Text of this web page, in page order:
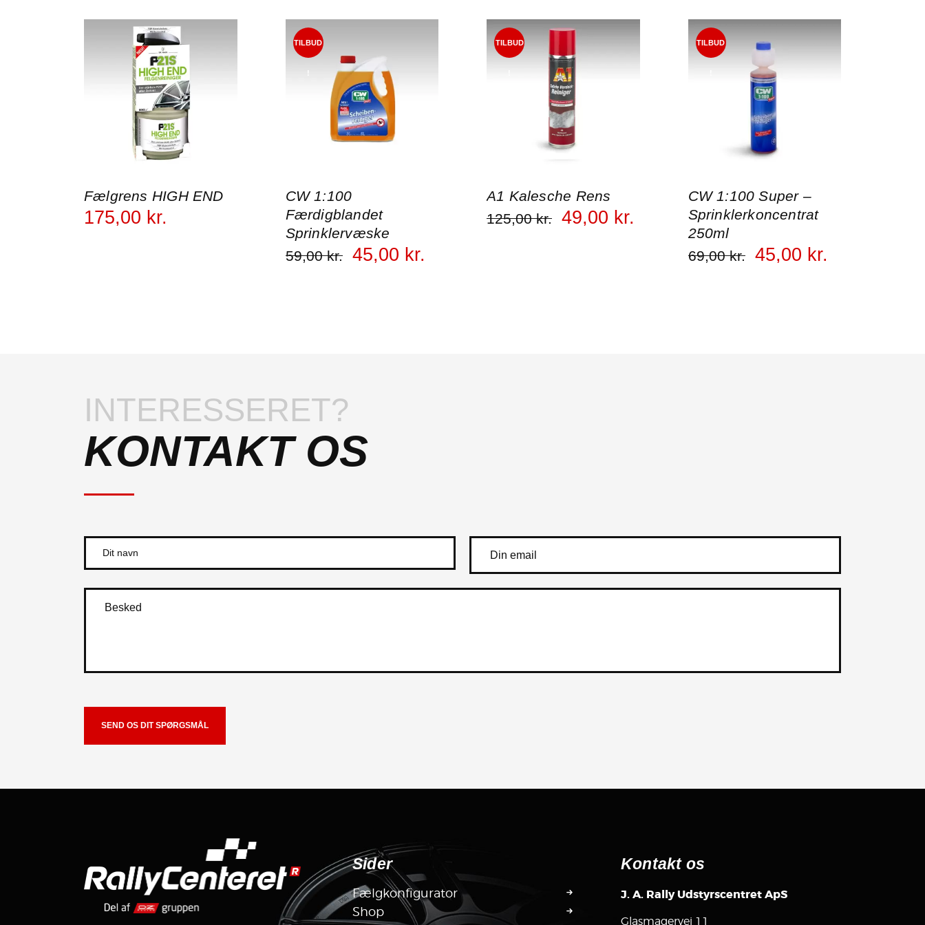
Fælgrens HIGH END
175,00 kr.
TILBUD
!
CW 1:100
Færdigblandet
Sprinklervæske
59,00 kr. 45,00 kr.
TILBUD
A1 Kalesche Rens
125,00 kr. 49,00 kr.
TILBUD
CW 1:100 Super –
Sprinklerkoncentrat
250ml
69,00 kr. 45,00 kr.
INTERESSERET?
KONTAKT OS
Sider
Fælgkonfigurator
Shop
Kontakt os
J. A. Rally Udstyrscentret ApS
Glasmagervej 11